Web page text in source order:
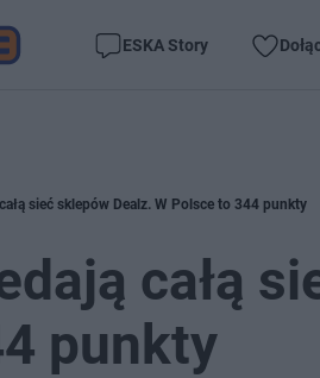
ESKA Story
sieć sklepów Dealz. W Polsce to 344 punkty
całą
punkty